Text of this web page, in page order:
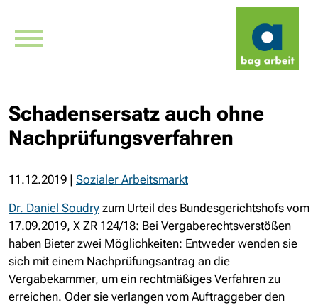
Schadensersatz auch ohne
Nachprüfungsverfahren
11.12.2019 | Sozialer Arbeitsmarkt
Dr. Daniel Soudry zum Urteil des Bundesgerichtshofs vom
17.09.2019, X ZR 124/18: Bei Vergaberechtsverstößen
haben Bieter zwei Möglichkeiten: Entweder wenden sie
sich mit einem Nachprüfungsantrag an die
Vergabekammer, um ein rechtmäßiges Verfahren zu
erreichen. Oder sie verlangen vom Auftraggeber den